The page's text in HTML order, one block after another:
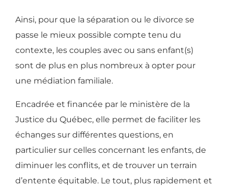
Ainsi, pour que la séparation ou le divorce se
passe le mieux possible compte tenu du
contexte, les couples avec ou sans enfant(s)
sont de plus en plus nombreux à opter pour
une médiation familiale.
Encadrée et financée par le ministère de la
Justice du Québec, elle permet de faciliter les
échanges sur différentes questions, en
particulier sur celles concernant les enfants, de
diminuer les conflits, et de trouver un terrain
d’entente équitable. Le tout, plus rapidement et